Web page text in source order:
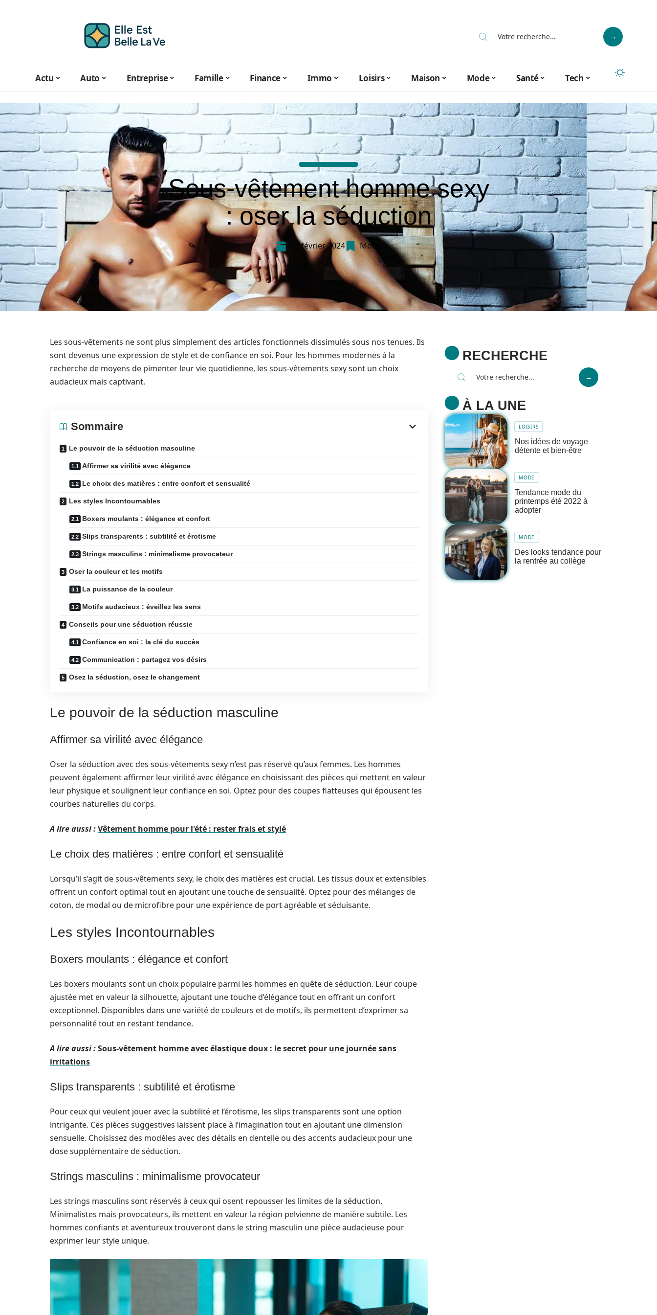
Actu Auto Entreprise Famille Finance Immo Loisirs Maison Mode Santé Tech
Sous-vêtement homme sexy
: oser la séduction
12 février 2024 Mode
Les sous-vêtements ne sont plus simplement des articles fonctionnels dissimulés sous nos tenues. Ils
sont devenus une expression de style et de confiance en soi. Pour les hommes modernes à la
recherche de moyens de pimenter leur vie quotidienne, les sous-vêtements sexy sont un choix
audacieux mais captivant.
Sommaire
Le pouvoir de la séduction masculine
Affirmer sa virilité avec élégance
Le choix des matières : entre confort et sensualité
Les styles Incontournables
Boxers moulants : élégance et confort
Slips transparents : subtilité et érotisme
Strings masculins : minimalisme provocateur
Oser la couleur et les motifs
La puissance de la couleur
Motifs audacieux : éveillez les sens
Conseils pour une séduction réussie
Confiance en soi : la clé du succès
Communication : partagez vos désirs
Osez la séduction, osez le changement
Le pouvoir de la séduction masculine
Affirmer sa virilité avec élégance
Oser la séduction avec des sous-vêtements sexy n’est pas réservé qu’aux femmes. Les hommes
peuvent également affirmer leur virilité avec élégance en choisissant des pièces qui mettent en valeur
leur physique et soulignent leur confiance en soi. Optez pour des coupes flatteuses qui épousent les
courbes naturelles du corps.
A lire aussi :Vêtement homme pour l'été : rester frais et stylé
Le choix des matières : entre confort et sensualité
Lorsqu’il s’agit de sous-vêtements sexy, le choix des matières est crucial. Les tissus doux et extensibles
offrent un confort optimal tout en ajoutant une touche de sensualité. Optez pour des mélanges de
coton, de modal ou de microfibre pour une expérience de port agréable et séduisante.
Les styles Incontournables
Boxers moulants : élégance et confort
Les boxers moulants sont un choix populaire parmi les hommes en quête de séduction. Leur coupe
ajustée met en valeur la silhouette, ajoutant une touche d’élégance tout en offrant un confort
exceptionnel. Disponibles dans une variété de couleurs et de motifs, ils permettent d’exprimer sa
personnalité tout en restant tendance.
A lire aussi :Sous-vêtement homme avec élastique doux : le secret pour une journée sans
irritations
Slips transparents : subtilité et érotisme
Pour ceux qui veulent jouer avec la subtilité et l’érotisme, les slips transparents sont une option
intrigante. Ces pièces suggestives laissent place à l’imagination tout en ajoutant une dimension
sensuelle. Choisissez des modèles avec des détails en dentelle ou des accents audacieux pour une
dose supplémentaire de séduction.
Strings masculins : minimalisme provocateur
Les strings masculins sont réservés à ceux qui osent repousser les limites de la séduction.
Minimalistes mais provocateurs, ils mettent en valeur la région pelvienne de manière subtile. Les
hommes confiants et aventureux trouveront dans le string masculin une pièce audacieuse pour
exprimer leur style unique.
RECHERCHE
À LA UNE
LOISIRS
Nos idées de voyage
détente et bien-être
MODE
Tendance mode du
printemps été 2022 à
adopter
MODE
Des looks tendance pour
la rentrée au collège